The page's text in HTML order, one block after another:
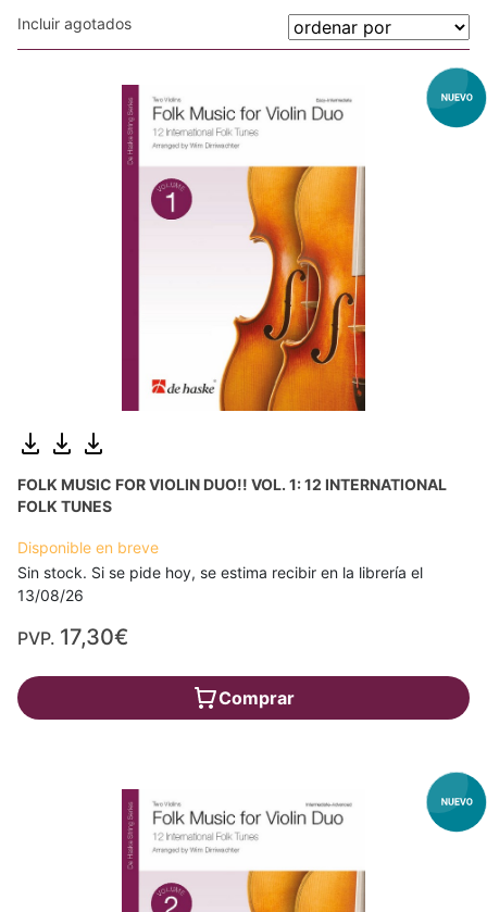
Incluir agotados
FOLK MUSIC FOR VIOLIN DUO!! VOL. 1: 12 INTERNATIONAL
FOLK TUNES
Disponible en breve
Sin stock. Si se pide hoy, se estima recibir en la librería el
13/08/26
PVP. 17,30€
Comprar